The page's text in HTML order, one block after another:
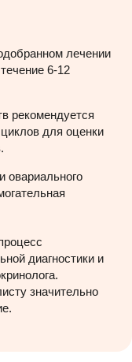
лечении
6-12
рекомендуется
для оценки
овариального
диагностики и
значительно